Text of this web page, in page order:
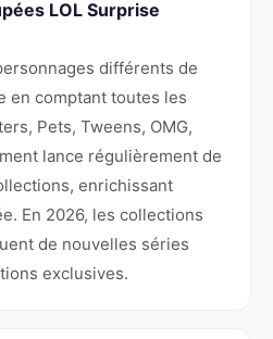
LOL Surprise
différents de
en comptant toutes les
Pets, Tweens, OMG,
lance régulièrement de
enrichissant
En 2026, les collections
de nouvelles séries
exclusives.